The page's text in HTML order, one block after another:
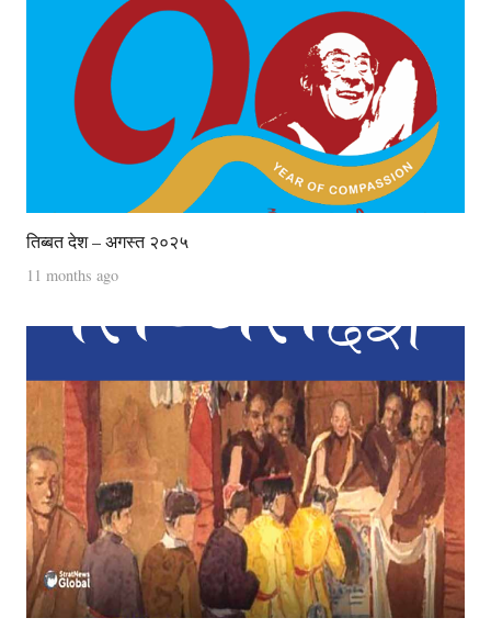
तिब्बत देश – अगस्त २०२५
11 months ago